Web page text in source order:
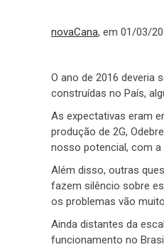
novaCana, em 01/03/
O ano de 2016 deveria
construídas no País,
As expectativas eram
produção de 2G,
nosso potencial, com a
Além disso, outras
fazem silêncio sobre
os problemas vão
Ainda distantes da
funcionamento no